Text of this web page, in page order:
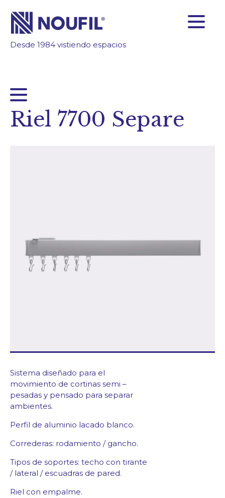
Desde 1984 vistiendo espacios
SOMOS FABRICANTES
TECNOLOGÍA
INSPÍRATE
ÁREA CLIENTES
Contacto
Riel 7700 Separe
Sistema diseñado para el
movimiento de cortinas semi –
pesadas y pensado para separar
ambientes.
Perfil de aluminio lacado blanco.
Correderas: rodamiento / gancho.
Tipos de soportes: techo con tirante
/ lateral / escuadras de pared.
Riel con empalme.